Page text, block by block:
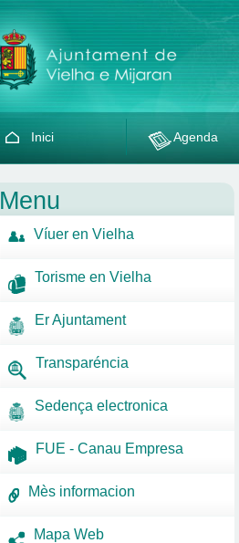
Inici Agenda
Menu
Víuer en Vielha
Torisme en Vielha
Er Ajuntament
Transparéncia
Sedença electronica
FUE - Canau Empresa
Mès informacion
Mapa Web